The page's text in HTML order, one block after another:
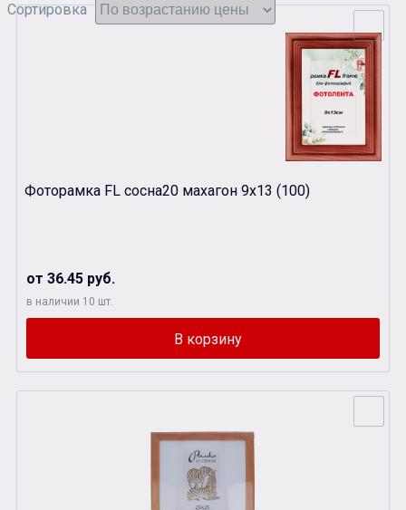
Сортировка
Фоторамка FL сосна20 махагон 9х13 (100)
от 36.45 руб.
в наличии 10 шт.